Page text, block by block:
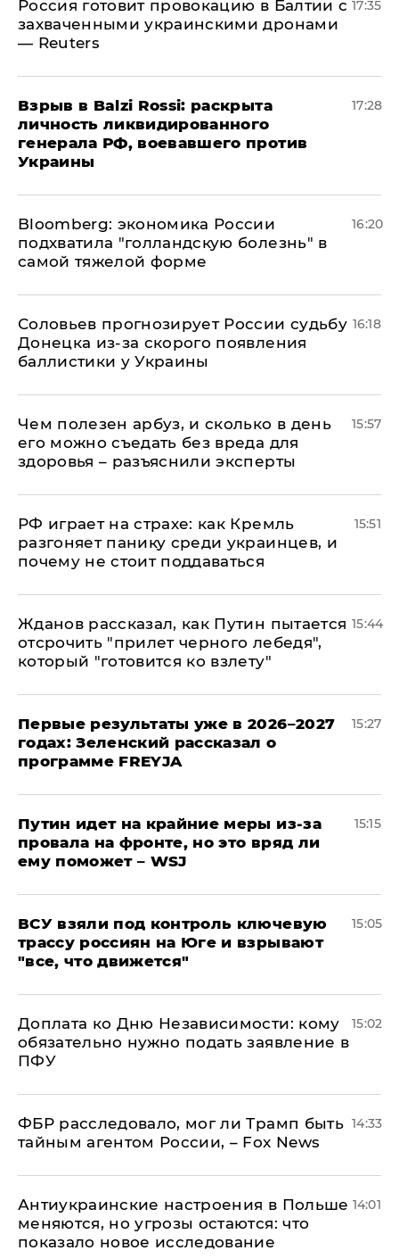
​Россия готовит провокацию в Балтии с
захваченными украинскими дронами
— Reuters
17:35
​Взрыв в Balzi Rossi: раскрыта
личность ликвидированного
генерала РФ, воевавшего против
Украины
17:28
Bloomberg: экономика России
подхватила "голландскую болезнь" в
самой тяжелой форме
16:20
Соловьев прогнозирует России судьбу
Донецка из-за скорого появления
баллистики у Украины
16:18
Чем полезен арбуз, и сколько в день
его можно съедать без вреда для
здоровья – разъяснили эксперты
15:57
РФ играет на страхе: как Кремль
разгоняет панику среди украинцев, и
почему не стоит поддаваться
15:51
Жданов рассказал, как Путин пытается
отсрочить "прилет черного лебедя",
который "готовится ко взлету"
15:44
Первые результаты уже в 2026–2027
годах: Зеленский рассказал о
программе FREYJA
15:27
Путин идет на крайние меры из-за
провала на фронте, но это вряд ли
ему поможет – WSJ
15:15
ВСУ взяли под контроль ключевую
трассу россиян на Юге и взрывают
"все, что движется"
15:05
Доплата ко Дню Независимости: кому
обязательно нужно подать заявление в
ПФУ
15:02
ФБР расследовало, мог ли Трамп быть
тайным агентом России, – Fox News
14:33
Антиукраинские настроения в Польше
меняются, но угрозы остаются: что
показало новое исследование
14:01